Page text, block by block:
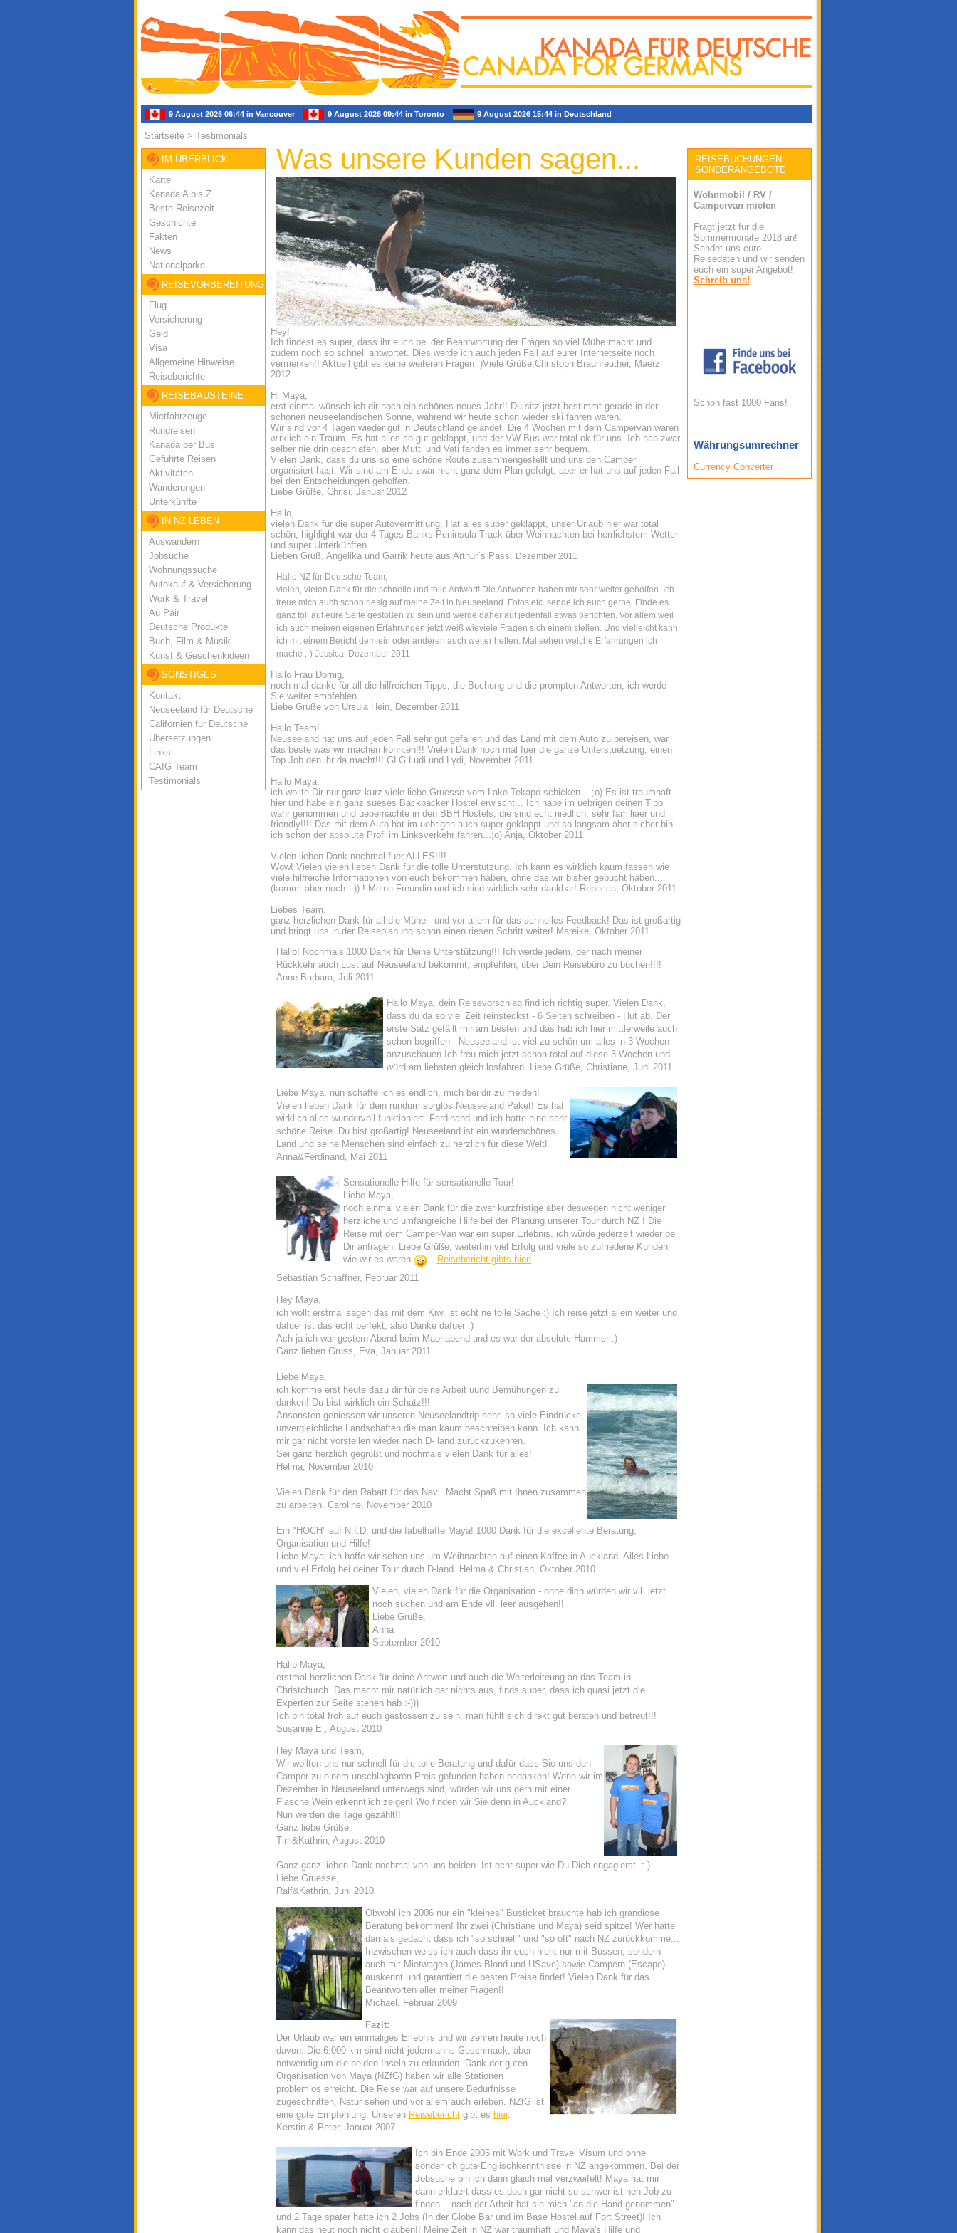
9 August 2026 06:44 in Vancouver 9 August 2026 09:44 in Toronto 9 August 2026 15:44 in Deutschland
Startseite> Testimonials
IM ÜBERBLICK
Karte
Kanada A bis Z
Beste Reisezeit
Geschichte
Fakten
News
Nationalparks
REISEVORBEREITUNG
Flug
Versicherung
Geld
Visa
Allgemeine Hinweise
Reiseberichte
REISEBAUSTEINE
Mietfahrzeuge
Rundreisen
Kanada per Bus
Geführte Reisen
Aktivitäten
Wanderungen
Unterkünfte
IN NZ LEBEN
Auswandern
Jobsuche
Wohnungssuche
Autokauf & Versicherung
Work & Travel
Au Pair
Deutsche Produkte
Buch, Film & Musik
Kunst & Geschenkideen
SONSTIGES
Kontakt
Neuseeland für Deutsche
Californien für Deutsche
Übersetzungen
Links
CAfG Team
Testimonials
Was unsere Kunden sagen...
Hey!
Ich findest es super, dass ihr euch bei der Beantwortung der Fragen so viel Mühe macht und
zudem noch so schnell antwortet. Dies werde ich auch jeden Fall auf eurer Internetseite noch
vermerken!! Aktuell gibt es keine weiteren Fragen :)Viele Grüße,Christoph Braunreuther, Maerz
2012
Hi Maya,
erst einmal wünsch ich dir noch ein schönes neues Jahr!! Du sitz jetzt bestimmt gerade in der
schönen neuseeländischen Sonne, während wir heute schon wieder ski fahren waren.
Wir sind vor 4 Tagen wieder gut in Deutschland gelandet. Die 4 Wochen mit dem Campervan waren
wirklich ein Traum. Es hat alles so gut geklappt, und der VW Bus war total ok für uns. Ich hab zwar
selber nie drin geschlafen, aber Mutti und Vati fanden es immer sehr bequem.
Vielen Dank, dass du uns so eine schöne Route zusammengestellt und uns den Camper
organisiert hast. Wir sind am Ende zwar nicht ganz dem Plan gefolgt, aber er hat uns auf jeden Fall
bei den Entscheidungen geholfen.
Liebe Grüße, Chrisi, Januar 2012
Hallo,
vielen Dank für die super Autovermittlung. Hat alles super geklappt, unser Urlaub hier war total
schön, highlight war der 4 Tages Banks Peninsula Track über Weihnachten bei herrlichstem Wetter
und super Unterkünften.
Lieben Gruß, Angelika und Garrik heute aus Arthur´s Pass. Dezember 2011
Hallo NZ für Deutsche Team,
vielen, vielen Dank für die schnelle und tolle Antwort! Die Antworten haben mir sehr weiter geholfen. Ich
freue mich auch schon riesig auf meine Zeit in Neuseeland. Fotos etc. sende ich euch gerne. Finde es
ganz toll auf eure Seite gestoßen zu sein und werde daher auf jedenfall etwas berichten. Vor allem weil
ich auch meinen eigenen Erfahrungen jetzt weiß wieviele Fragen sich einem stellen. Und vielleicht kann
ich mit einem Bericht dem ein oder anderen auch weiter helfen. Mal sehen welche Erfahrungen ich
mache ;-) Jessica, Dezember 2011
Hallo Frau Dornig,
noch mal danke für all die hilfreichen Tipps, die Buchung und die prompten Antworten, ich werde
Sie weiter empfehlen.
Liebe Grüße von Ursula Hein, Dezember 2011
Hallo Team!
Neuseeland hat uns auf jeden Fall sehr gut gefallen und das Land mit dem Auto zu bereisen, war
das beste was wir machen konnten!!! Vielen Dank noch mal fuer die ganze Unterstuetzung, einen
Top Job den ihr da macht!!! GLG Ludi und Lydi, November 2011
Hallo Maya,
ich wollte Dir nur ganz kurz viele liebe Gruesse vom Lake Tekapo schicken....;o) Es ist traumhaft
hier und habe ein ganz sueses Backpacker Hostel erwischt... Ich habe im uebrigen deinen Tipp
wahr genommen und uebernachte in den BBH Hostels, die sind echt niedlich, sehr familiaer und
friendly!!!! Das mit dem Auto hat im uebrigen auch super geklappt und so langsam aber sicher bin
ich schon der absolute Profi im Linksverkehr fahren...;o) Anja, Oktober 2011
Vielen lieben Dank nochmal fuer ALLES!!!!
Wow! Vielen vielen lieben Dank für die tolle Unterstützung. Ich kann es wirklich kaum fassen wie
viele hilfreiche Informationen von euch bekommen haben, ohne das wir bisher gebucht haben...
(kommt aber noch :-)) ! Meine Freundin und ich sind wirklich sehr dankbar! Rebecca, Oktober 2011
Liebes Team,
ganz herzlichen Dank für all die Mühe - und vor allem für das schnelles Feedback! Das ist großartig
und bringt uns in der Reiseplanung schon einen riesen Schritt weiter! Mareike, Oktober 2011
Hallo! Nochmals 1000 Dank für Deine Unterstützung!!! Ich werde jedem, der nach meiner
Rückkehr auch Lust auf Neuseeland bekommt, empfehlen, über Dein Reisebüro zu buchen!!!!
Anne-Barbara, Juli 2011
Hallo Maya, dein Reisevorschlag find ich richtig super. Vielen Dank,
dass du da so viel Zeit reinsteckst - 6 Seiten schreiben - Hut ab. Der
erste Satz gefällt mir am besten und das hab ich hier mittlerweile auch
schon begriffen - Neuseeland ist viel zu schön um alles in 3 Wochen
anzuschauen. Ich freu mich jetzt schon total auf diese 3 Wochen und
würd am liebsten gleich losfahren. Liebe Grüße, Christiane, Juni 2011
Liebe Maya, nun schaffe ich es endlich, mich bei dir zu melden!
Vielen lieben Dank für dein rundum sorglos Neuseeland Paket! Es hat
wirklich alles wundervoll funktioniert. Ferdinand und ich hatte eine sehr
schöne Reise. Du bist großartig! Neuseeland ist ein wunderschönes
Land und seine Menschen sind einfach zu herzlich für diese Welt!
Anna&Ferdinand, Mai 2011
Sensationelle Hilfe für sensationelle Tour!
Liebe Maya,
noch einmal vielen Dank für die zwar kurzfristige aber deswegen nicht weniger
herzliche und umfangreiche Hilfe bei der Planung unserer Tour durch NZ ! Die
Reise mit dem Camper-Van war ein super Erlebnis, ich würde jederzeit wieder bei
Dir anfragen. Liebe Grüße, weiterhin viel Erfolg und viele so zufriedene Kunden
wie wir es waren
. Reisebericht gibts hier!
Sebastian Schaffner, Februar 2011
Hey Maya,
ich wollt erstmal sagen das mit dem Kiwi ist echt ne tolle Sache :) Ich reise jetzt allein weiter und
dafuer ist das echt perfekt, also Danke dafuer :)
Ach ja ich war gestern Abend beim Maoriabend und es war der absolute Hammer :)
Ganz lieben Gruss, Eva, Januar 2011
Liebe Maya,
ich komme erst heute dazu dir für deine Arbeit uund Bemühungen zu
danken! Du bist wirklich ein Schatz!!!
Ansonsten geniessen wir unseren Neuseelandtrip sehr. so viele Eindrücke,
unvergleichliche Landschaften die man kaum beschreiben kann. Ich kann
mir gar nicht vorstellen wieder nach D- land zurückzukehren.
Sei ganz herzlich gegrüßt und nochmals vielen Dank für alles!
Helma, November 2010
Vielen Dank für den Rabatt für das Navi. Macht Spaß mit Ihnen zusammen
zu arbeiten. Caroline, November 2010
Ein "HOCH" auf N.f.D. und die fabelhafte Maya! 1000 Dank für die excellente Beratung,
Organisation und Hilfe!
Liebe Maya, ich hoffe wir sehen uns um Weihnachten auf einen Kaffee in Auckland. Alles Liebe
und viel Erfolg bei deiner Tour durch D-land. Helma & Christian, Oktober 2010
Vielen, vielen Dank für die Organisation - ohne dich würden wir vll. jetzt
noch suchen und am Ende vll. leer ausgehen!!
Liebe Grüße,
Anna
September 2010
Hallo Maya,
erstmal herzlichen Dank für deine Antwort und auch die Weiterleiteung an das Team in
Christchurch. Das macht mir natürlich gar nichts aus, finds super, dass ich quasi jetzt die
Experten zur Seite stehen hab :-)))
Ich bin total froh auf euch gestossen zu sein, man fühlt sich direkt gut beraten und betreut!!!
Susanne E., August 2010
Hey Maya und Team,
Wir wollten uns nur schnell für die tolle Beratung und dafür dass Sie uns den
Camper zu einem unschlagbaren Preis gefunden haben bedanken! Wenn wir im
Dezember in Neuseeland unterwegs sind, würden wir uns gern mit einer
Flasche Wein erkenntlich zeigen! Wo finden wir Sie denn in Auckland?
Nun werden die Tage gezählt!!
Ganz liebe Grüße,
Tim&Kathrin, August 2010
Ganz ganz lieben Dank nochmal von uns beiden. Ist echt super wie Du Dich engagierst. :-)
Liebe Gruesse,
Ralf&Kathrin, Juni 2010
Obwohl ich 2006 nur ein "kleines" Busticket brauchte hab ich grandiose
Beratung bekommen! Ihr zwei (Christiane und Maya) seid spitze! Wer hätte
damals gedacht dass ich "so schnell" und "so oft" nach NZ zurückkomme...
Inzwischen weiss ich auch dass ihr euch nicht nur mit Bussen, sondern
auch mit Mietwagen (James Blond und USave) sowie Campern (Escape)
auskennt und garantiert die besten Preise findet! Vielen Dank für das
Beantworten aller meiner Fragen!!
Michael, Februar 2009
Fazit:
Der Urlaub war ein einmaliges Erlebnis und wir zehren heute noch
davon. Die 6.000 km sind nicht jedermanns Geschmack, aber
notwendig um die beiden Inseln zu erkunden. Dank der guten
Organisation von Maya (NZfG) haben wir alle Stationen
problemlos erreicht. Die Reise war auf unsere Bedürfnisse
zugeschnitten, Natur sehen und vor allem auch erleben. NZfG ist
eine gute Empfehlung. Unseren Reiseberichtgibt es hier.
Kerstin & Peter, Januar 2007
Ich bin Ende 2005 mit Work und Travel Visum und ohne
sonderlich gute Englischkenntnisse in NZ angekommen. Bei der
Jobsuche bin ich dann glaich mal verzweifelt! Maya hat mir
dann erklaert dass es doch gar nicht so schwer ist nen Job zu
finden... nach der Arbeit hat sie mich "an die Hand genommen"
und 2 Tage später hatte ich 2 Jobs (In der Globe Bar und im Base Hostel auf Fort Street)! Ich
kann das heut noch nicht glauben!! Meine Zeit in NZ war traumhaft und Maya's Hilfe und
REISEBUCHUNGEN:
SONDERANGEBOTE
Wohnmobil / RV /
Campervan mieten
Fragt jetzt für die
Sommermonate 2018 an!
Sendet uns eure
Reisedaten und wir senden
euch ein super Angebot!
Schreib uns!
Schon fast 1000 Fans!
Währungsumrechner
Currency Converter